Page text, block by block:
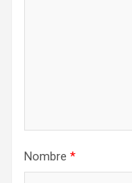
Nombre *